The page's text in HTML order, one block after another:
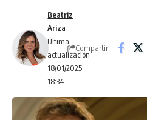
Última
actualización:
18/01/2025
18:34
Beatriz
Ariza
Compartir